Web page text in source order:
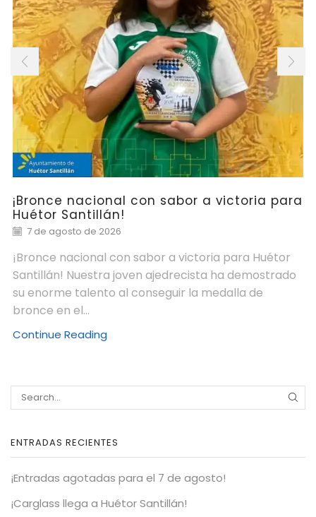
¡Bronce nacional con sabor a victoria para
Huétor Santillán!
7 de agosto de 2026
¡Bronce nacional con sabor a victoria para Huétor
Santillán! Nuestra joven ajedrecista ha demostrado
su enorme talento al conseguir la medalla de
bronce en el...
Continue Reading
ENTRADAS RECIENTES
¡Entradas agotadas para el 7 de agosto!
¡Carglass llega a Huétor Santillán!